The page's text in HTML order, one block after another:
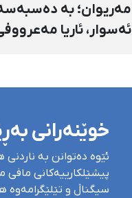
مەریوان؛ بە
ئەسوار، ئاریا
کەس زیادی کرد
خوێنەرانی
ئێوە دەتوانن بە ناردنی
پیشێلکارییەکانی مافی
سیگناڵ و تێلێگرامەوە